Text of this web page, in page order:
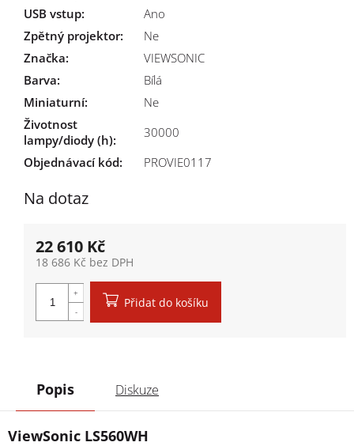
Na dotaz
USB vstup:
Ano
Zpětný projektor:
Ne
Značka:
VIEWSONIC
Barva:
Bílá
Miniaturní:
Ne
Životnost
lampy/diody (h):
30000
Objednávací kód:
PROVIE0117
22 610 Kč
18 686 Kč bez DPH
Přidat do košíku
Popis Diskuze
ViewSonic LS560WH